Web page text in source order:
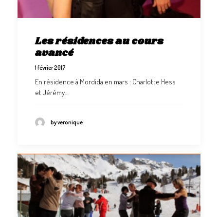
Les résidences au cours
avancé
1 février 2017
En résidence à Mordida en mars : Charlotte Hess
et Jérémy…
by veronique